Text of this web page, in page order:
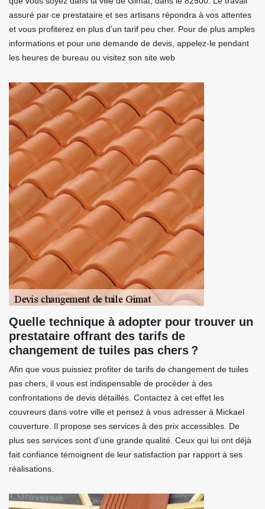
assuré par ce prestataire et ses artisans répondra à vos attentes
et vous profiterez en plus d’un tarif peu cher. Pour de plus amples
informations et pour une demande de devis, appelez-le pendant
les heures de bureau ou visitez son site web
Quelle technique à adopter pour trouver un
prestataire offrant des tarifs de
changement de tuiles pas chers ?
Afin que vous puissiez profiter de tarifs de changement de tuiles
pas chers, il vous est indispensable de procéder à des
confrontations de devis détaillés. Contactez à cet effet les
couvreurs dans votre ville et pensez à vous adresser à Mickael
couverture. Il propose ses services à des prix accessibles. De
plus ses services sont d’une grande qualité. Ceux qui lui ont déjà
fait confiance témoignent de leur satisfaction par rapport à ses
réalisations.